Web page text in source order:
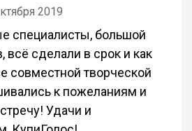
2019
специалисты, большой
всё сделали в срок и как
совместной творческой
к пожеланиям и
Удачи и